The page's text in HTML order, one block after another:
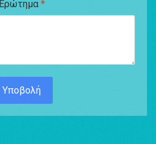
Ερώτημα *
Υποβολή